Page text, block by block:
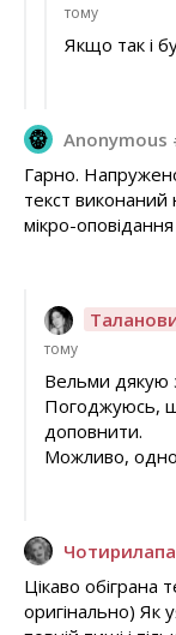
тому
Якщо так і
Anonymous
Гарно.
текст виконаний
мікро-
тому
Вельми дякую
Погоджуюсь,
доповнити.
Можливо,
Цікаво обіграна
оригінально) Як